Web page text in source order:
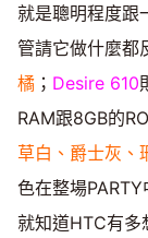
就是聰明程度跟
管請它做什麼都
橘 ； Desire 610
RAM跟8GB的
草白、爵士灰、
色在整場
就知道HTC有